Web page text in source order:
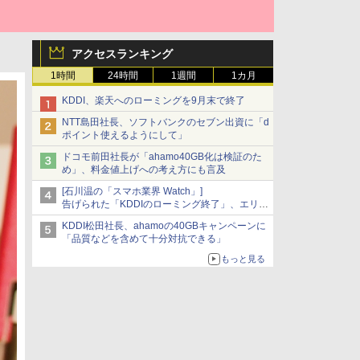
アクセスランキング
1時間 24時間 1週間 1カ月
KDDI、楽天へのローミングを9月末で終了
NTT島田社長、ソフトバンクのセブン出資に「d
ポイント使えるようにして」
ドコモ前田社長が「ahamo40GB化は検証のた
め」、料金値上げへの考え方にも言及
[石川温の「スマホ業界 Watch」]
告げられた「KDDIのローミング終了」、エリア
マップの落とし穴と楽天モバイルの課題
KDDI松田社長、ahamoの40GBキャンペーンに
「品質などを含めて十分対抗できる」
もっと見る